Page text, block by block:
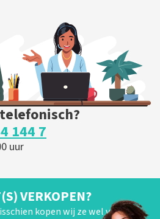
144 7
uur
VERKOPEN?
kopen wij ze wel van je!